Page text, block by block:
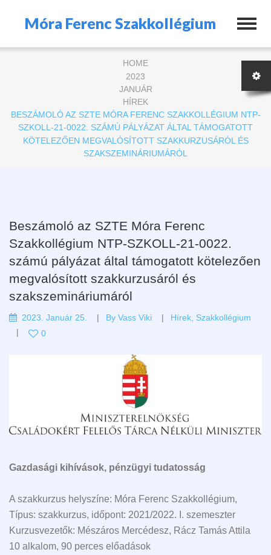
Móra Ferenc Szakkollégium
HOME
2023
JANUÁR
HÍREK
BESZÁMOLÓ AZ SZTE MÓRA FERENC SZAKKOLLÉGIUM NTP-
SZKOLL-21-0022. SZÁMÚ PÁLYÁZAT ÁLTAL TÁMOGATOTT
KÖTELEZŐEN MEGVALÓSÍTOTT SZAKKURZUSÁRÓL ÉS
SZAKSZEMINÁRIUMÁRÓL
Beszámoló az SZTE Móra Ferenc
Szakkollégium NTP-SZKOLL-21-0022.
számú pályázat által támogatott kötelezően
megvalósított szakkurzusáról és
szakszemináriumáról
2023. Január 25. By Vass Viki Hírek Szakkollégium
0
Gazdasági kihívások, pénzügyi tudatosság
A szakkurzus helyszíne: Móra Ferenc Szakkollégium,
Típus: szakkurzus, időpont: 2021/2022. I. szemeszter
Kurzusvezetők: Mészáros Mercédesz, Rácz Tamás Attila
10 alkalom, 90 perces előadások